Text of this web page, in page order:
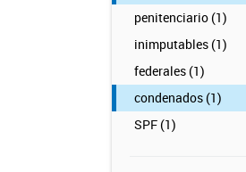
penitenciario (1)
inimputables (1)
federales (1)
condenados (1)
SPF (1)